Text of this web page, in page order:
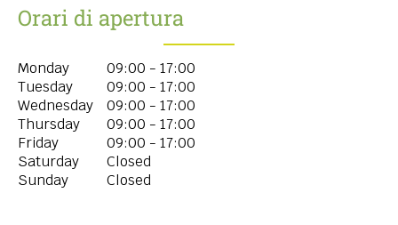
Orari di apertura
Monday
09:00 - 17:00
Tuesday
09:00 - 17:00
Wednesday
09:00 - 17:00
Thursday
09:00 - 17:00
Friday
09:00 - 17:00
Saturday
Closed
Sunday
Closed